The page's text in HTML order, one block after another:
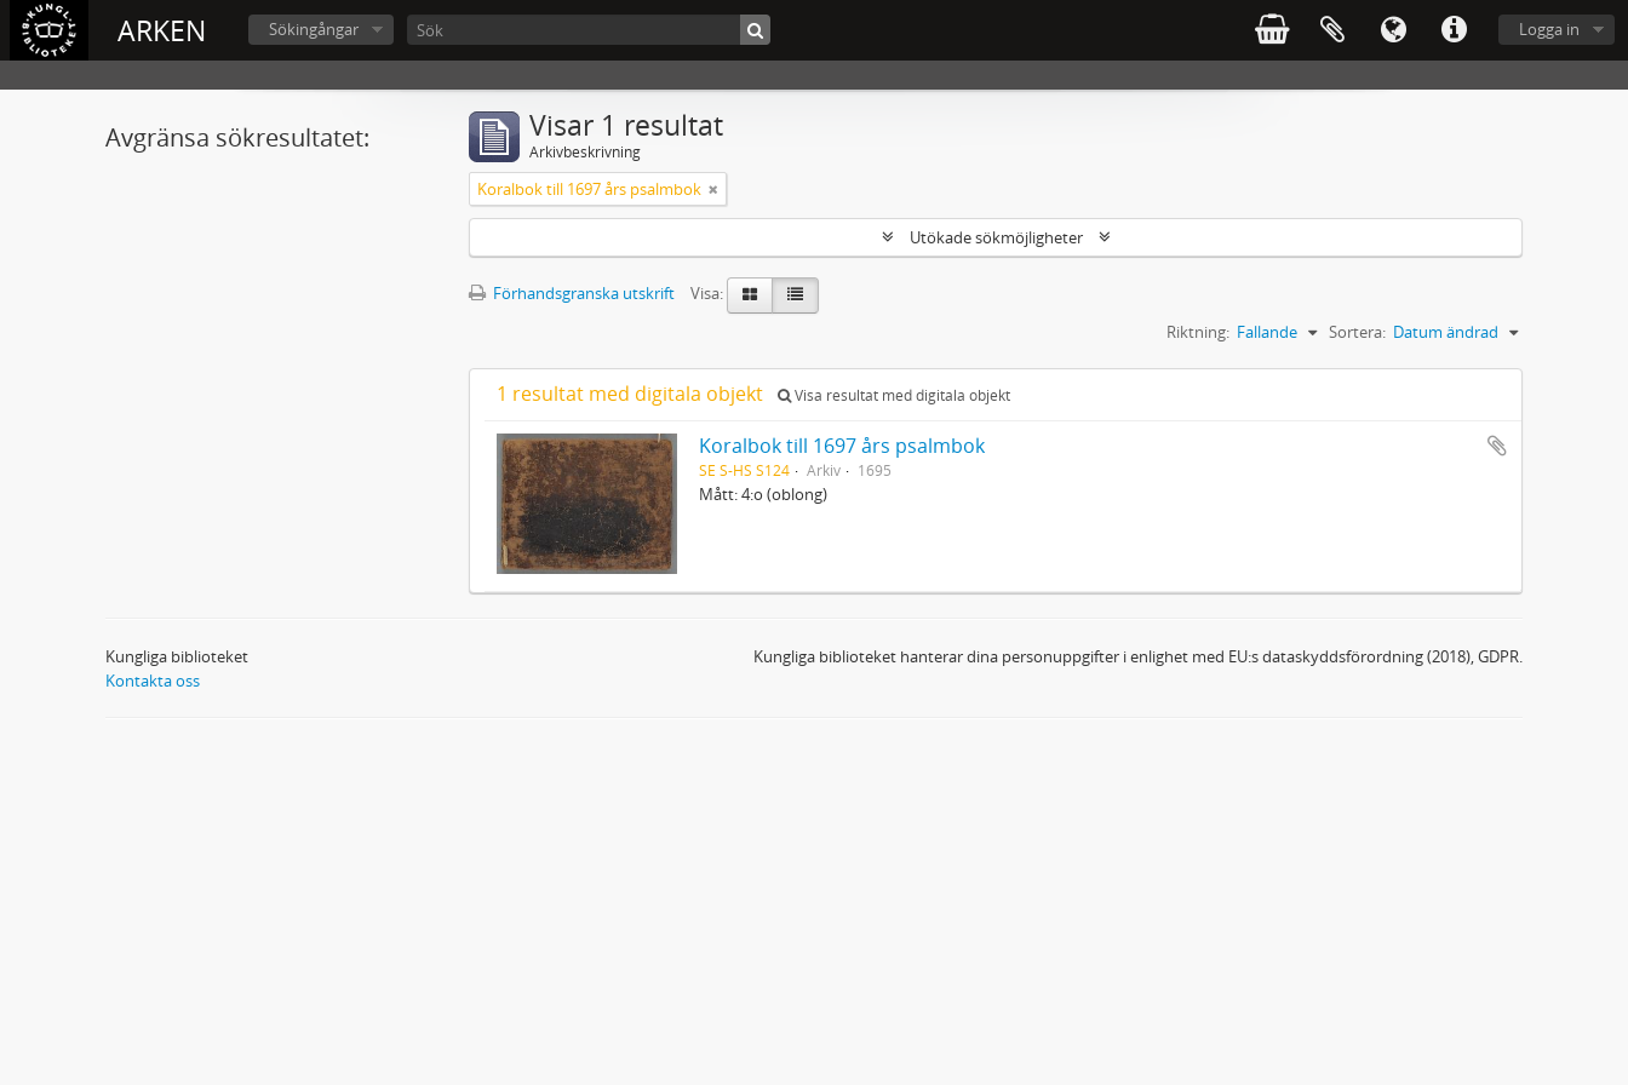
ARKEN Logga in
Sökingångar
Avgränsa sökresultatet: Visar 1 resultat
Arkivbeskrivning
Koralbok till 1697 års psalmbok
Utökade sökmöjligheter
Förhandsgranska utskrift
Visa:
Sortera: Datum ändrad
Riktning: Fallande
1 resultat med digitala objekt Visa resultat med digitala objekt
Koralbok till 1697 års psalmbok
SE S-HS S124 Arkiv 1695
Mått: 4:o (oblong)
Kungliga biblioteket
Kontakta oss
Kungliga biblioteket hanterar dina personuppgifter i enlighet med EU:s dataskyddsförordning (2018), GDPR.